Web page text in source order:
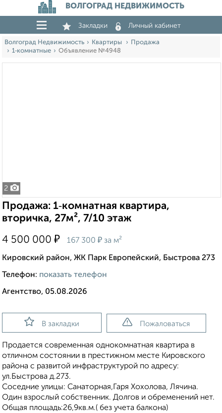
ВОЛГОГРАД НЕДВИЖИМОСТЬ
Закладки Личный кабинет
Волгоград Недвижимость Квартиры
Продажа
1‑комнатные
Объявление №4948
2
Продажа: 1‑комнатная квартира,
вторичка, 27м², 7/10 этаж
4 500 000 ₽ 167 300 ₽ за м²
Кировский район, ЖК Парк Европейский, Быстрова 273
Телефон: показать телефон
Агентство, 05.08.2026
В закладки Пожаловаться
Продается современная однокомнатная квартира в
отличном состоянии в престижном месте Кировского
района с развитой инфраструктурой по адресу:
ул.Быстрова д.273.
Соседние улицы: Санаторная,Гаря Хохолова, Лячина.
Один взрослый собственник. Долгов и обременений нет.
Общая площадь:26,9кв.м.( без учета балкона)